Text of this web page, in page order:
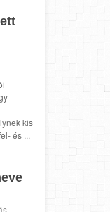
kis
és ...